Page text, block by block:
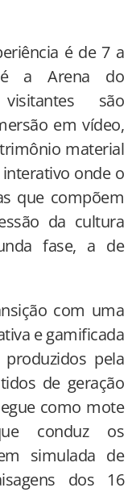
é de 7 a
a Arena do
são
em vídeo,
material
onde o
que compõem
da cultura
fase, a de
com uma
e gamificada
pela
de geração
como mote
conduz os
simulada de
dos 16